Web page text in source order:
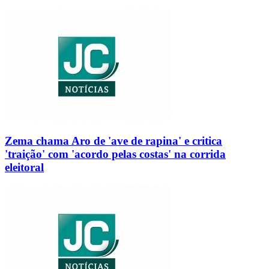
Zema chama Aro de 'ave de rapina' e critica
'traição' com 'acordo pelas costas' na corrida
eleitoral